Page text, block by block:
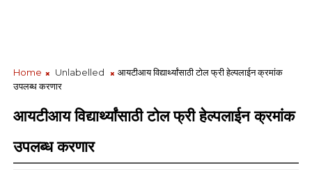
Home Unlabelled
आयटीआय विद्यार्थ्यांसाठी टोल फ्री हेल्पलाईन क्रमांक
उपलब्ध करणार
आयटीआय विद्यार्थ्यांसाठी टोल फ्री हेल्पलाईन क्रमांक
उपलब्ध करणार